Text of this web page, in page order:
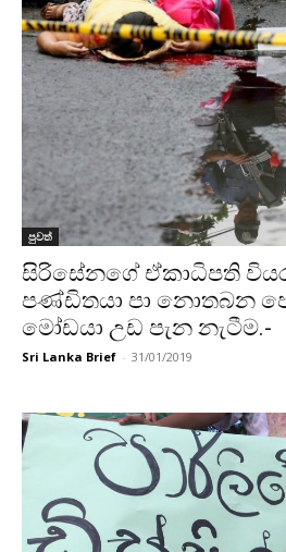
පුවත්
සිරිසේනගේ ඒකාධිපති
පණ්ඩිතයා පා නොතබන
මෝඩයා උඩ පැන නැටීම.-
Sri Lanka Brief - 31/01/2019